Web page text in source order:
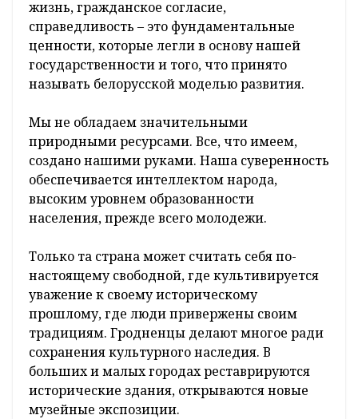
жизнь, гражданское согласие,
справедливость – это фундаментальные
ценности, которые легли в основу нашей
государственности и того, что принято
называть белорусской моделью развития.
Мы не обладаем значительными
природными ресурсами. Все, что имеем,
создано нашими руками. Наша суверенность
обеспечивается интеллектом народа,
высоким уровнем образованности
населения, прежде всего молодежи.
Только та страна может считать себя по-
настоящему свободной, где культивируется
уважение к своему историческому
прошлому, где люди привержены своим
традициям. Гродненцы делают многое ради
сохранения культурного наследия. В
больших и малых городах реставрируются
исторические здания, открываются новые
музейные экспозиции.